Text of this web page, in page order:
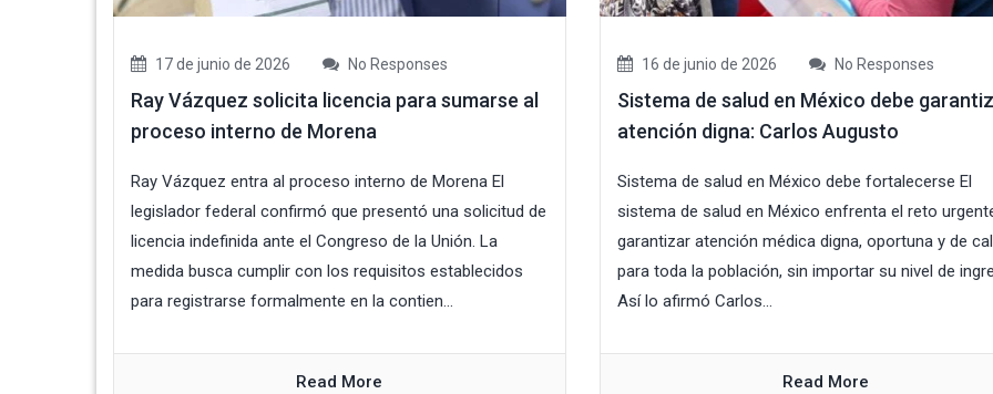
17 de junio de 2026 No Responses
Ray Vázquez solicita licencia para sumarse al
proceso interno de Morena
Ray Vázquez entra al proceso interno de Morena El
legislador federal confirmó que presentó una solicitud de
licencia indefinida ante el Congreso de la Unión. La
medida busca cumplir con los requisitos establecidos
para registrarse formalmente en la contien...
Read More
16 de junio de 2026 No Responses
Sistema de salud en México debe
atención digna: Carlos Augusto
Sistema de salud en México debe fortalecerse El
sistema de salud en México enfrenta el reto
garantizar atención médica digna, oportuna y de
para toda la población, sin importar su nivel de
Así lo afirmó Carlos...
Read More